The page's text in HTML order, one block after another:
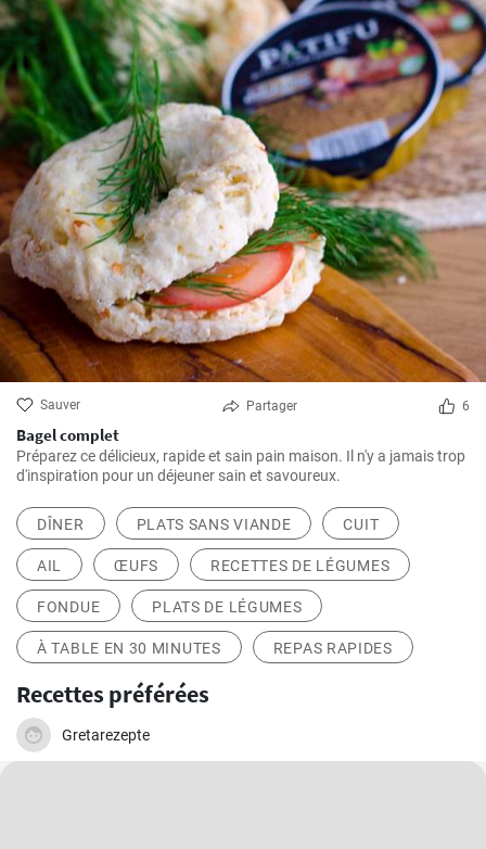
Sauver Partager 6
Bagel complet
Préparez ce délicieux, rapide et sain pain maison. Il n'y a jamais trop
d'inspiration pour un déjeuner sain et savoureux.
DÎNER PLATS SANS VIANDE CUIT
AIL ŒUFS RECETTES DE LÉGUMES
FONDUE PLATS DE LÉGUMES
À TABLE EN 30 MINUTES REPAS RAPIDES
Recettes préférées
Gretarezepte